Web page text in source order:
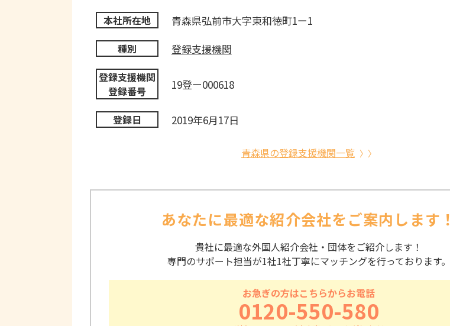
本社所在地 青森県弘前市大字東和徳町1ー1
種別 登録支援機関
登録支援機関
登録番号
19登ー000618
登録日 2019年6月17日
青森県の登録支援機関一覧
あなたに最適な紹介会社をご案内します！
貴社に最適な外国人紹介会社・団体をご紹介します！
専門のサポート担当が1社1社丁寧にマッチングを行っております。
お急ぎの方はこちらからお電話
0120-550-580